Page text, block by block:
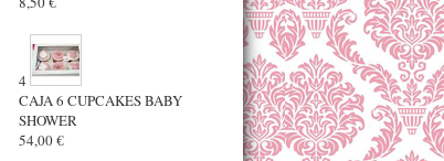
4
CAJA 6 CUPCAKES BABY
SHOWER
54,00 €